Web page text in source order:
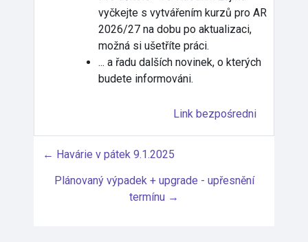
vyčkejte s vytvářením kurzů pro AR
2026/27 na dobu po aktualizaci,
možná si ušetříte práci.
... a řadu dalších novinek, o kterých
budete informováni.
Link bezpośredni
← Havárie v pátek 9.1.2025
Plánovaný výpadek + upgrade - upřesnění
termínu →